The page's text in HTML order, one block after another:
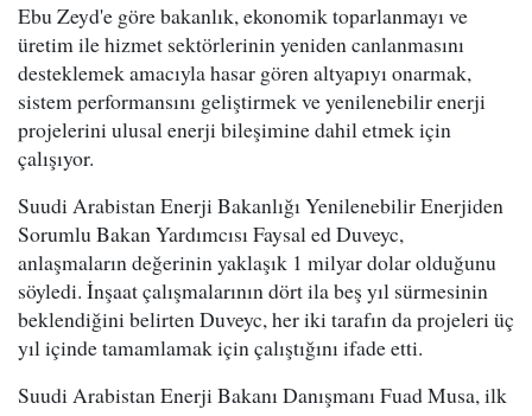
Ebu Zeyd'e göre bakanlık, ekonomik toparlanmayı ve
üretim ile hizmet sektörlerinin yeniden canlanmasını
desteklemek amacıyla hasar gören altyapıyı onarmak,
sistem performansını geliştirmek ve yenilenebilir enerji
projelerini ulusal enerji bileşimine dahil etmek için
çalışıyor.
Suudi Arabistan Enerji Bakanlığı Yenilenebilir Enerjiden
Sorumlu Bakan Yardımcısı Faysal ed Duveyc,
anlaşmaların değerinin yaklaşık 1 milyar dolar olduğunu
söyledi. İnşaat çalışmalarının dört ila beş yıl sürmesinin
beklendiğini belirten Duveyc, her iki tarafın da projeleri üç
yıl içinde tamamlamak için çalıştığını ifade etti.
Suudi Arabistan Enerji Bakanı Danışmanı Fuad Musa, ilk